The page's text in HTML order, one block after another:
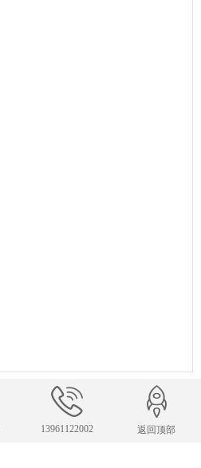
13961122002 返回顶部